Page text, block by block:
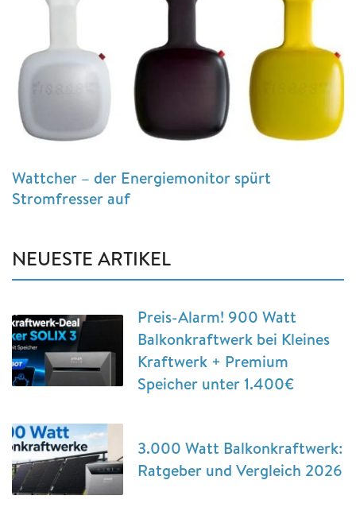
Wattcher – der Energiemonitor spürt
Stromfresser auf
NEUESTE ARTIKEL
Preis-Alarm! 900 Watt
Balkonkraftwerk bei Kleines
Kraftwerk + Premium
Speicher unter 1.400€
3.000 Watt Balkonkraftwerk:
Ratgeber und Vergleich 2026